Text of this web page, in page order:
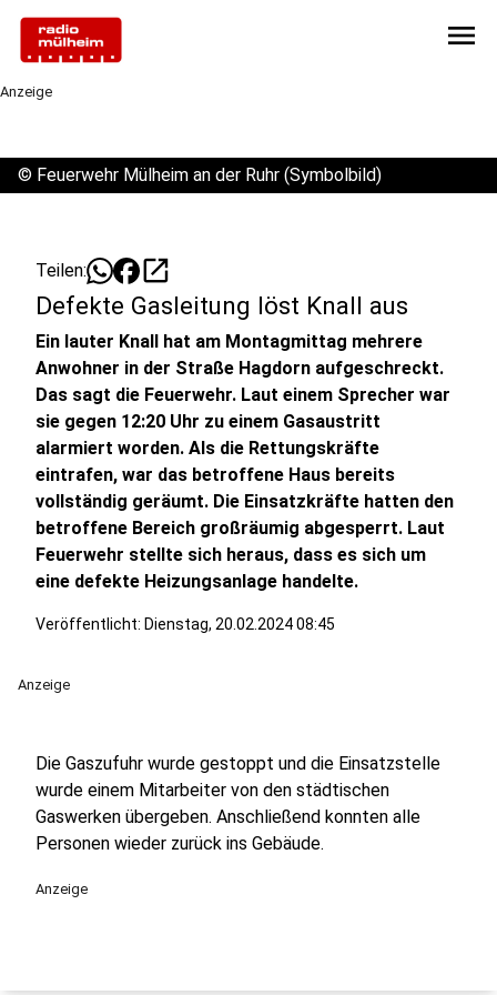
menu
Anzeige
© Feuerwehr Mülheim an der Ruhr (Symbolbild)
Teilen: open_in_new
Defekte Gasleitung löst Knall aus
Ein lauter Knall hat am Montagmittag mehrere
Anwohner in der Straße Hagdorn aufgeschreckt.
Das sagt die Feuerwehr. Laut einem Sprecher war
sie gegen 12:20 Uhr zu einem Gasaustritt
alarmiert worden. Als die Rettungskräfte
eintrafen, war das betroffene Haus bereits
vollständig geräumt. Die Einsatzkräfte hatten den
betroffene Bereich großräumig abgesperrt. Laut
Feuerwehr stellte sich heraus, dass es sich um
eine defekte Heizungsanlage handelte.
Veröffentlicht: Dienstag, 20.02.2024 08:45
Anzeige
Die Gaszufuhr wurde gestoppt und die Einsatzstelle
wurde einem Mitarbeiter von den städtischen
Gaswerken übergeben. Anschließend konnten alle
Personen wieder zurück ins Gebäude.
Anzeige